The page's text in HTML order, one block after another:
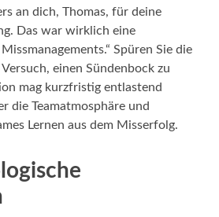
an dich, Thomas, für deine
Das war wirklich eine
Spüren Sie die
einen Sündenbock zu
mag kurzfristig entlastend
die Teamatmosphäre und
Lernen aus dem Misserfolg.